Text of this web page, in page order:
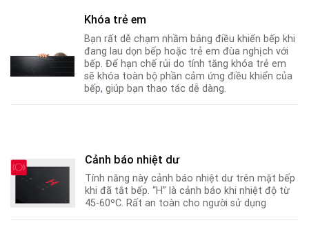
Khóa trẻ em
Bạn rất dễ chạm nhầm bảng điều khiển bếp khi
đang lau dọn bếp hoặc trẻ em đùa nghịch với
bếp. Để hạn chế rủi do tính tăng khóa trẻ em
sẽ khóa toàn bộ phần cảm ứng điều khiển của
bếp, giúp bạn thao tác dễ dàng.
Cảnh báo nhiệt dư
Tính năng này cảnh báo nhiệt dư trên mặt bếp
khi đã tắt bếp. “H” là cảnh báo khi nhiệt độ từ
45-60ºC. Rất an toàn cho người sử dụng